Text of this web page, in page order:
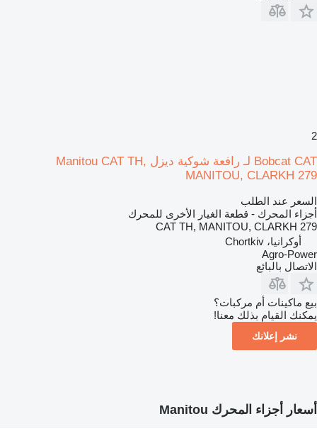
2
Bobcat CAT لـ رافعة شوكية ديزل Manitou CAT TH,
MANITOU, CLARKH 279
السعر عند الطلب
أجزاء المحرك - قطعة الغيار الأخرى للمحرك
CAT TH, MANITOU, CLARKH 279
أوكرانيا، Chortkiv
Agro-Power
الاتصال بالبائع
بيع ماكينات أم مركبات؟
يمكنك القيام بذلك معنا!
نشر إعلانك
أسعار أجزاء المحرك Manitou